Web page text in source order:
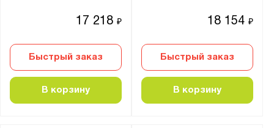
17 218₽
Быстрый заказ
В корзину
18 154₽
Быстрый заказ
В корзину
Профильная труба
Производитель: